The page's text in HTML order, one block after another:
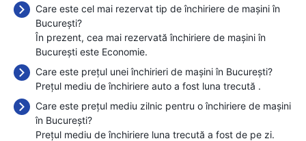
Care este cel mai rezervat tip de închiriere de mașini în
București?
În prezent, cea mai rezervată închiriere de mașini în
București este Economie.
Care este prețul unei închirieri de mașini în București?
Prețul mediu de închiriere auto a fost luna trecută .
Care este prețul mediu zilnic pentru o închiriere de mașini
în București?
Prețul mediu de închiriere luna trecută a fost de pe zi.